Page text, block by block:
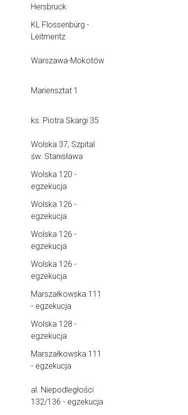
Hersbruck
KL Flossenbürg -
Leitmeritz
Warszawa-Mokotów
Mariensztat 1
ks. Piotra Skargi 35
Wolska 37, Szpital
św. Stanisława
Wolska 120 -
egzekucja
Wolska 126 -
egzekucja
Wolska 126 -
egzekucja
Wolska 126 -
egzekucja
Marszałkowska 111
- egzekucja
Wolska 128 -
egzekucja
Marszałkowska 111
- egzekucja
al. Niepodległości
132/136 - egzekucja